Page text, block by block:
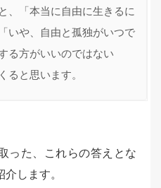
、「本当に自由に生きるに
いや、自由と孤独がいつで
る方がいいのではない
ると思います。
った、これらの答えとな
します。